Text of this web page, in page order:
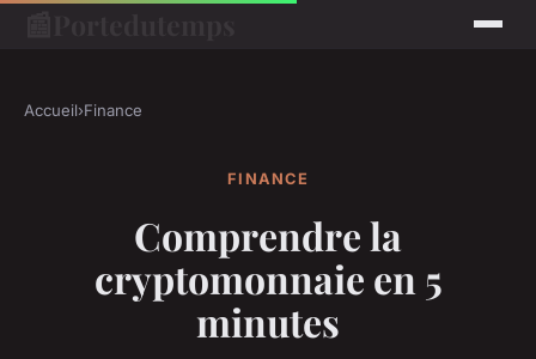
Accueil›Finance
FINANCE
Comprendre la
cryptomonnaie en 5
minutes